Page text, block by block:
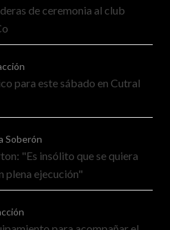
de ceremonia al club
para este sábado en Cutral
Soberón
"Es insólito que se quiera
plena ejecución"